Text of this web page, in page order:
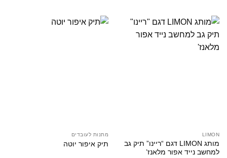
LIMON
מותג LIMON דגם “ריינו” תיק גב
למחשב נייד אפור מלאנז’
מתנות לעובדים
תיק איפור יוטה